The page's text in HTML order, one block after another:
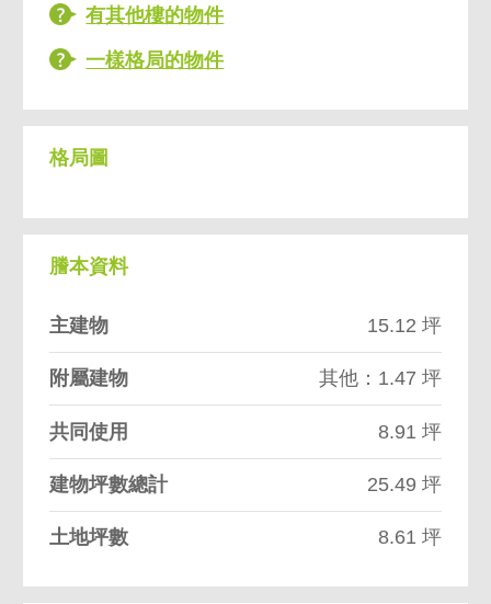
有其他樓的物件
一樣格局的物件
格局圖
謄本資料
主建物 15.12 坪
附屬建物 其他：1.47 坪
共同使用 8.91 坪
建物坪數總計 25.49 坪
土地坪數 8.61 坪